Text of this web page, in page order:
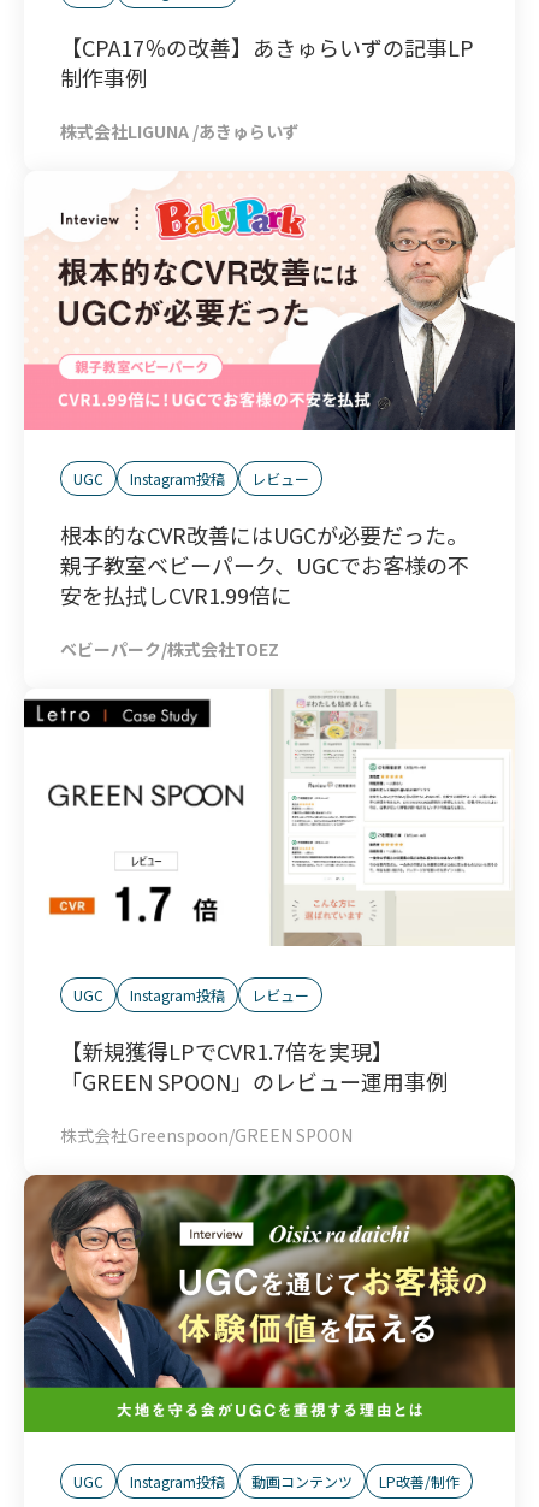
【CPA17％の改善】あきゅらいずの記事LP
制作事例
株式会社LIGUNA /あきゅらいず
UGC Instagram投稿 レビュー
根本的なCVR改善にはUGCが必要だった。
親子教室ベビーパーク、UGCでお客様の不
安を払拭しCVR1.99倍に
ベビーパーク/株式会社TOEZ
UGC Instagram投稿 レビュー
【新規獲得LPでCVR1.7倍を実現】
「GREEN SPOON」のレビュー運用事例
株式会社Greenspoon/GREEN SPOON
UGC Instagram投稿 動画コンテンツ LP改善/制作